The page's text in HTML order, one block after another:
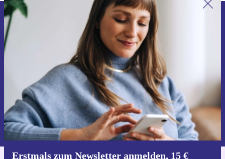
Erstmals zum Newsletter anmelden, 15 €
Erstmals zum Newsletter anmelden,
15 € sparen!
Verpasse kein Angebot mehr.
Gutschein anfordern
Informationen über die Verwendung personenbezogener Daten findest
du in unsererDatenschutzerklärung.